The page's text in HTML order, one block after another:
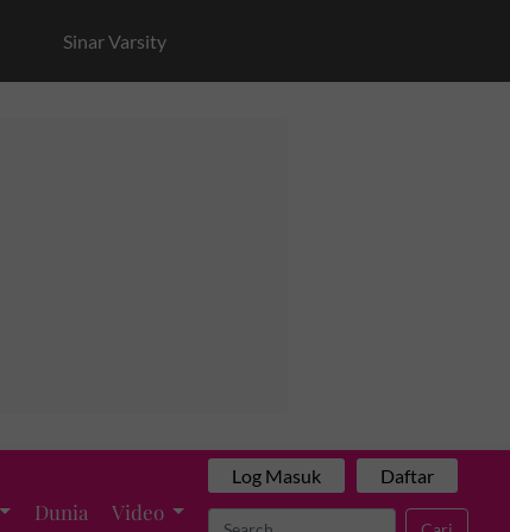
Sinar Varsity
Dunia Video
Log Masuk Daftar